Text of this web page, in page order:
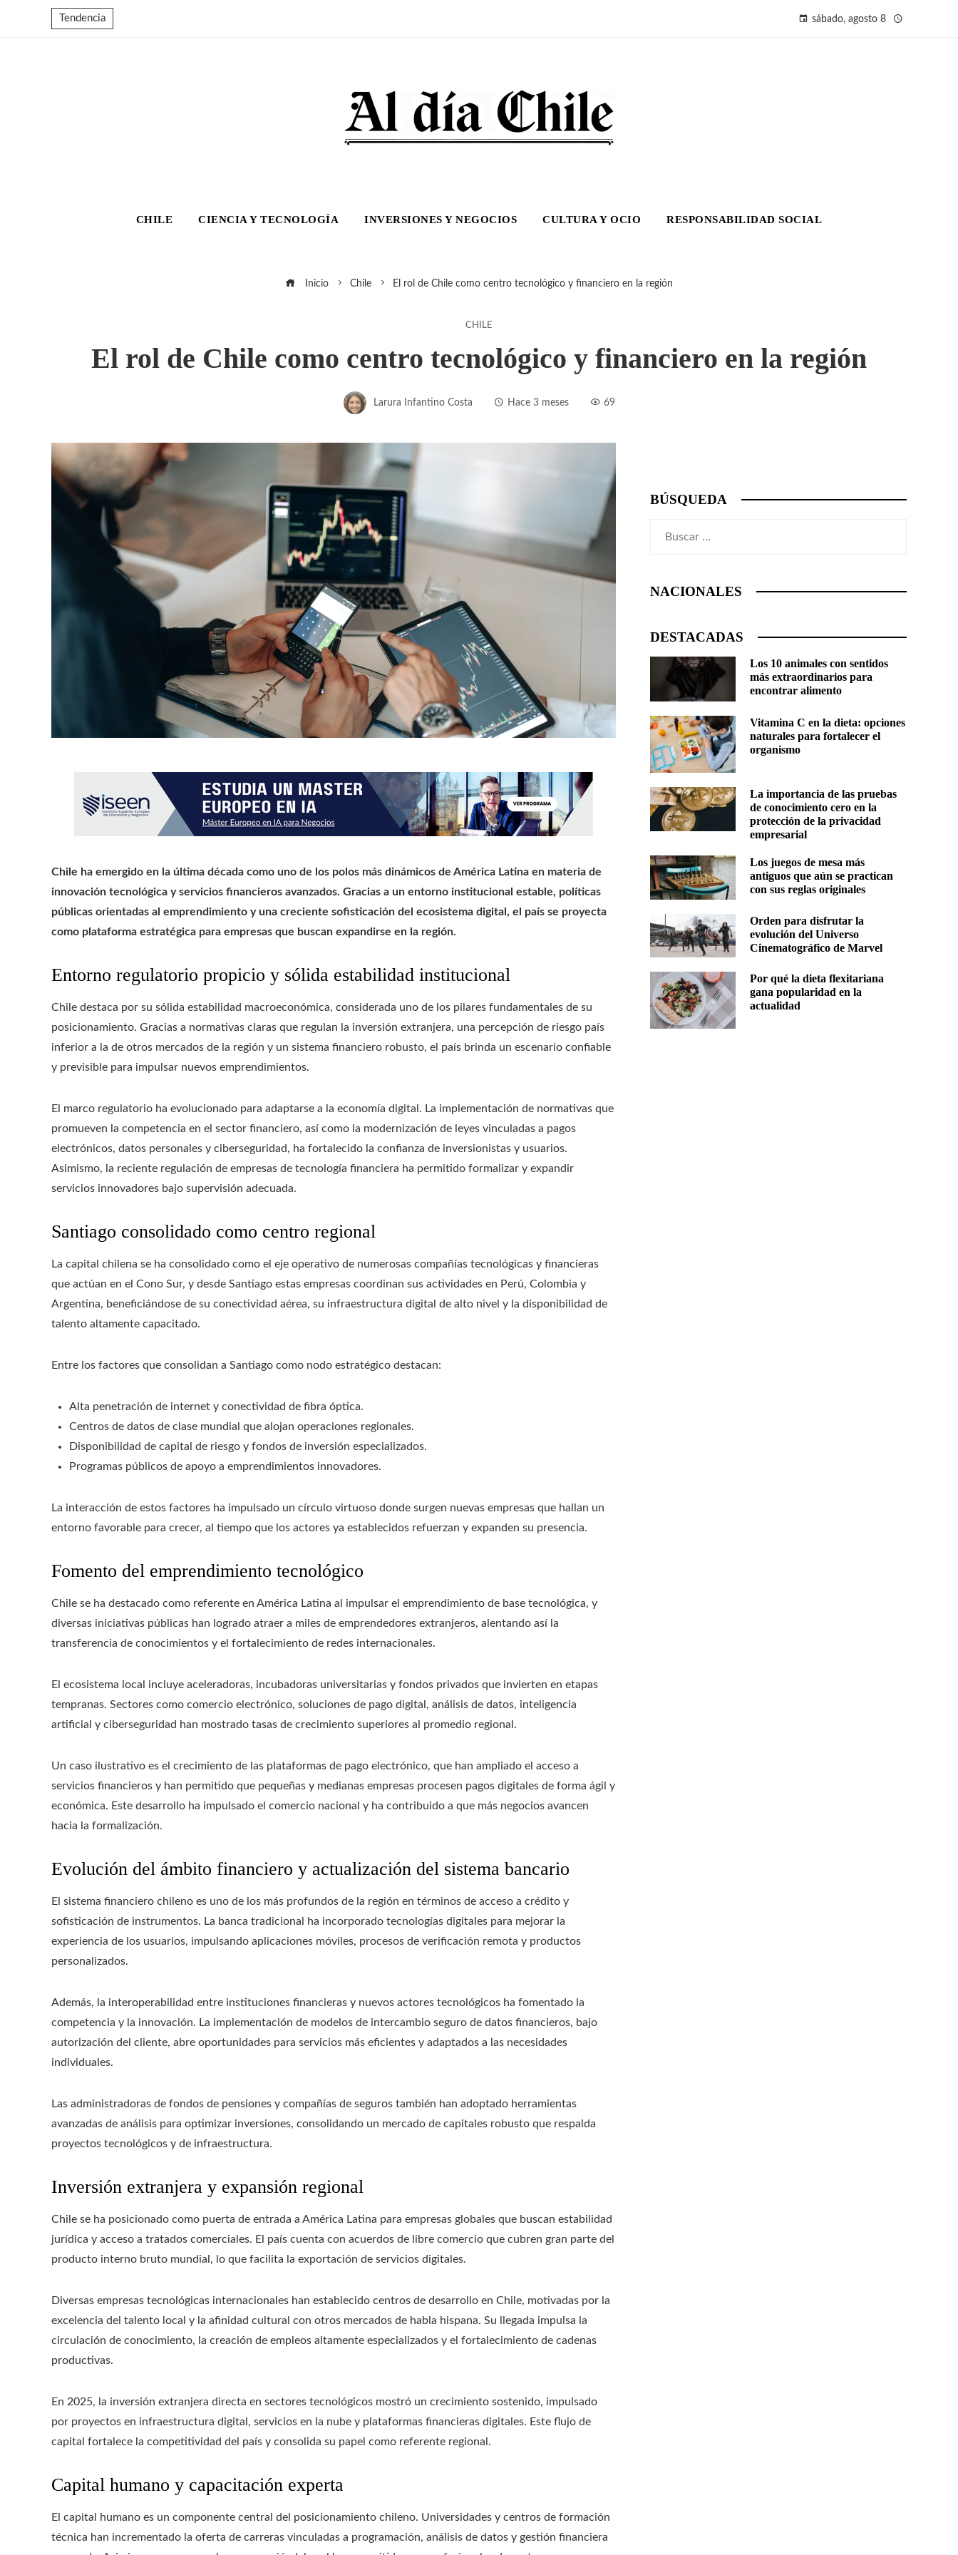
Tendencia sábado, agosto 8
CHILE CIENCIA Y TECNOLOGÍA INVERSIONES Y NEGOCIOS CULTURA Y OCIO RESPONSABILIDAD SOCIAL
Inicio Chile El rol de Chile como centro tecnológico y financiero en la región
CHILE
El rol de Chile como centro tecnológico y financiero en la región
Larura Infantino Costa Hace 3 meses 69
Chile ha emergido en la última década como uno de los polos más dinámicos de América Latina en materia de
innovación tecnológica y servicios financieros avanzados. Gracias a un entorno institucional estable, políticas
públicas orientadas al emprendimiento y una creciente sofisticación del ecosistema digital, el país se proyecta
como plataforma estratégica para empresas que buscan expandirse en la región.
Entorno regulatorio propicio y sólida estabilidad institucional
Chile destaca por su sólida estabilidad macroeconómica, considerada uno de los pilares fundamentales de su
posicionamiento. Gracias a normativas claras que regulan la inversión extranjera, una percepción de riesgo país
inferior a la de otros mercados de la región y un sistema financiero robusto, el país brinda un escenario confiable
y previsible para impulsar nuevos emprendimientos.
El marco regulatorio ha evolucionado para adaptarse a la economía digital. La implementación de normativas que
promueven la competencia en el sector financiero, así como la modernización de leyes vinculadas a pagos
electrónicos, datos personales y ciberseguridad, ha fortalecido la confianza de inversionistas y usuarios.
Asimismo, la reciente regulación de empresas de tecnología financiera ha permitido formalizar y expandir
servicios innovadores bajo supervisión adecuada.
Santiago consolidado como centro regional
La capital chilena se ha consolidado como el eje operativo de numerosas compañías tecnológicas y financieras
que actúan en el Cono Sur, y desde Santiago estas empresas coordinan sus actividades en Perú, Colombia y
Argentina, beneficiándose de su conectividad aérea, su infraestructura digital de alto nivel y la disponibilidad de
talento altamente capacitado.
Entre los factores que consolidan a Santiago como nodo estratégico destacan:
Alta penetración de internet y conectividad de fibra óptica.
Centros de datos de clase mundial que alojan operaciones regionales.
Disponibilidad de capital de riesgo y fondos de inversión especializados.
Programas públicos de apoyo a emprendimientos innovadores.
La interacción de estos factores ha impulsado un círculo virtuoso donde surgen nuevas empresas que hallan un
entorno favorable para crecer, al tiempo que los actores ya establecidos refuerzan y expanden su presencia.
Fomento del emprendimiento tecnológico
Chile se ha destacado como referente en América Latina al impulsar el emprendimiento de base tecnológica, y
diversas iniciativas públicas han logrado atraer a miles de emprendedores extranjeros, alentando así la
transferencia de conocimientos y el fortalecimiento de redes internacionales.
El ecosistema local incluye aceleradoras, incubadoras universitarias y fondos privados que invierten en etapas
tempranas. Sectores como comercio electrónico, soluciones de pago digital, análisis de datos, inteligencia
artificial y ciberseguridad han mostrado tasas de crecimiento superiores al promedio regional.
Un caso ilustrativo es el crecimiento de las plataformas de pago electrónico, que han ampliado el acceso a
servicios financieros y han permitido que pequeñas y medianas empresas procesen pagos digitales de forma ágil y
económica. Este desarrollo ha impulsado el comercio nacional y ha contribuido a que más negocios avancen
hacia la formalización.
Evolución del ámbito financiero y actualización del sistema bancario
El sistema financiero chileno es uno de los más profundos de la región en términos de acceso a crédito y
sofisticación de instrumentos. La banca tradicional ha incorporado tecnologías digitales para mejorar la
experiencia de los usuarios, impulsando aplicaciones móviles, procesos de verificación remota y productos
personalizados.
Además, la interoperabilidad entre instituciones financieras y nuevos actores tecnológicos ha fomentado la
competencia y la innovación. La implementación de modelos de intercambio seguro de datos financieros, bajo
autorización del cliente, abre oportunidades para servicios más eficientes y adaptados a las necesidades
individuales.
Las administradoras de fondos de pensiones y compañías de seguros también han adoptado herramientas
avanzadas de análisis para optimizar inversiones, consolidando un mercado de capitales robusto que respalda
proyectos tecnológicos y de infraestructura.
Inversión extranjera y expansión regional
Chile se ha posicionado como puerta de entrada a América Latina para empresas globales que buscan estabilidad
jurídica y acceso a tratados comerciales. El país cuenta con acuerdos de libre comercio que cubren gran parte del
producto interno bruto mundial, lo que facilita la exportación de servicios digitales.
Diversas empresas tecnológicas internacionales han establecido centros de desarrollo en Chile, motivadas por la
excelencia del talento local y la afinidad cultural con otros mercados de habla hispana. Su llegada impulsa la
circulación de conocimiento, la creación de empleos altamente especializados y el fortalecimiento de cadenas
productivas.
En 2025, la inversión extranjera directa en sectores tecnológicos mostró un crecimiento sostenido, impulsado
por proyectos en infraestructura digital, servicios en la nube y plataformas financieras digitales. Este flujo de
capital fortalece la competitividad del país y consolida su papel como referente regional.
Capital humano y capacitación experta
El capital humano es un componente central del posicionamiento chileno. Universidades y centros de formación
técnica han incrementado la oferta de carreras vinculadas a programación, análisis de datos y gestión financiera
BÚSQUEDA
NACIONALES
DESTACADAS
Los 10 animales con sentidos
más extraordinarios para
encontrar alimento
Vitamina C en la dieta: opciones
naturales para fortalecer el
organismo
La importancia de las pruebas
de conocimiento cero en la
protección de la privacidad
empresarial
Los juegos de mesa más
antiguos que aún se practican
con sus reglas originales
Orden para disfrutar la
evolución del Universo
Cinematográfico de Marvel
Por qué la dieta flexitariana
gana popularidad en la
actualidad